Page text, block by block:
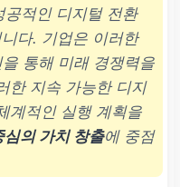
적인 디지털 전환
다. 기업은 이러한
통해 미래 경쟁력을
한 지속 가능한 디지
계적인 실행 계획을
심의 가치 창출에 중점